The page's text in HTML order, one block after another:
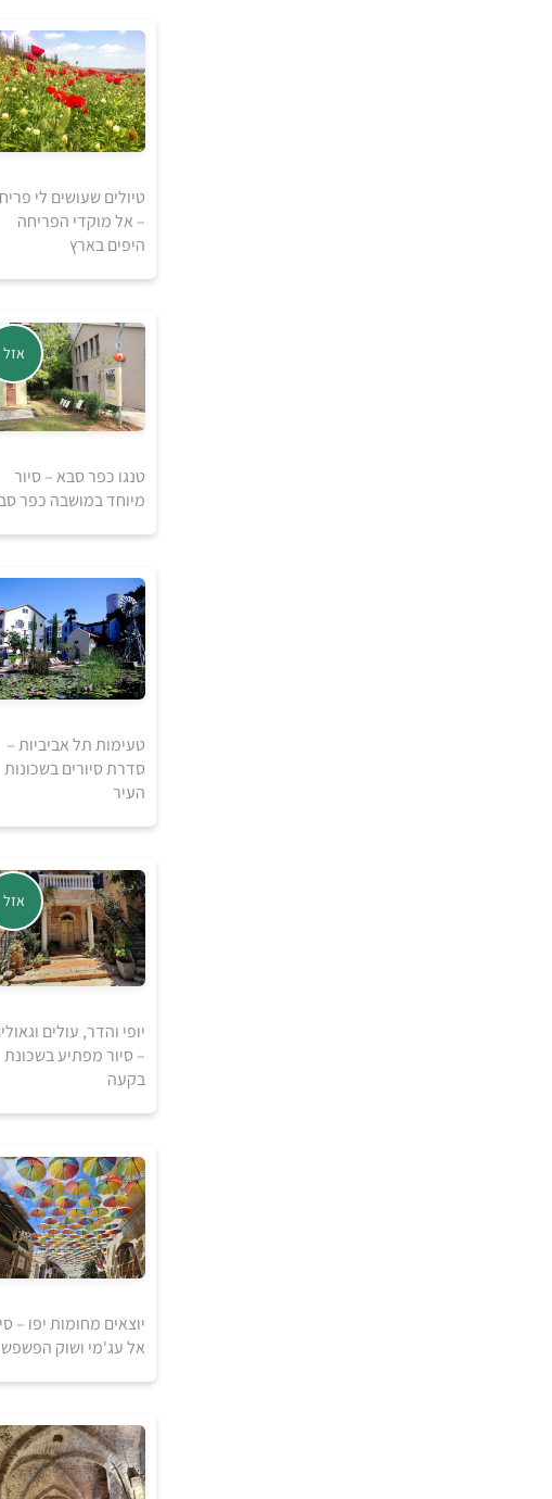
למידע ולרכישה
1840
₪
טיולים שעושים לי
– אל מוקדי הפריחה
היפים בארץ
אזל מהמלאי
אזל
טנגו כפר סבא – סיור
מיוחד במושבה כפר
5
₪
טעימות תל אביביות –
סדרת סיורים בשכונות
העיר
אזל
יופי והדר, עולים
– סיור מפתיע בשכונת
בקעה
45
₪
יוצאים מחומות יפו –
אל עג'מי ושוק